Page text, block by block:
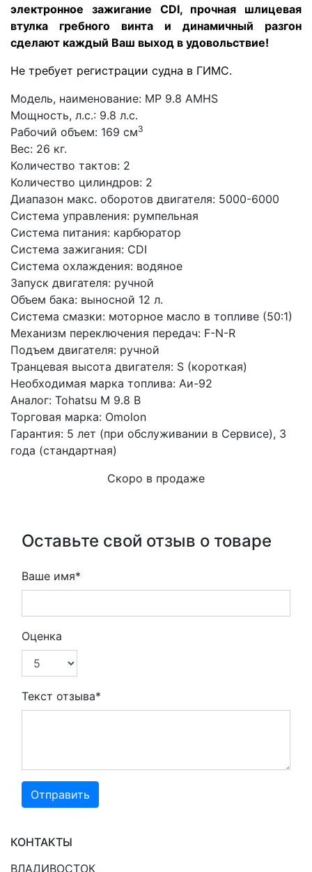
электронное зажигание CDI, прочная шлицевая
втулка гребного винта и динамичный разгон
сделают каждый Ваш выход в удовольствие!
Не требует регистрации судна в ГИМС.
Модель, наименование: MP 9.8 AMHS
Мощность, л.с.: 9.8 л.с.
Рабочий объем: 169 см3
Вес: 26 кг.
Количество тактов: 2
Количество цилиндров: 2
Диапазон макс. оборотов двигателя: 5000-6000
Система управления: румпельная
Система питания: карбюратор
Система зажигания: CDI
Система охлаждения: водяное
Запуск двигателя: ручной
Объем бака: выносной 12 л.
Система смазки: моторное масло в топливе (50:1)
Механизм переключения передач: F-N-R
Подъем двигателя: ручной
Транцевая высота двигателя: S (короткая)
Необходимая марка топлива: Аи-92
Аналог: Tohatsu M 9.8 B
Торговая марка: Omolon
Гарантия: 5 лет (при обслуживании в Сервисе), 3
года (стандартная)
Скоро в продаже
Оставьте свой отзыв о товаре
Ваше имя*
Оценка
Текст отзыва*
КОНТАКТЫ
ВЛАДИВОСТОК